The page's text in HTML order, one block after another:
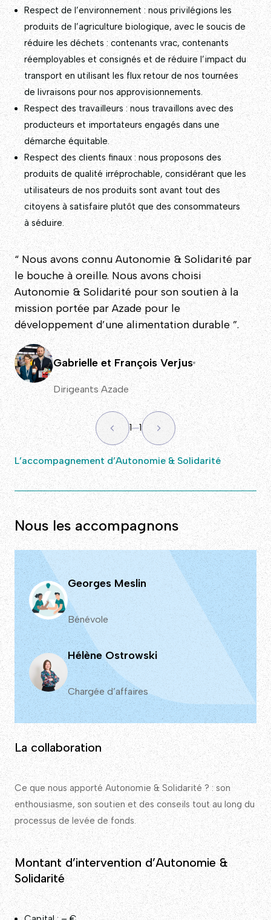
Respect de l’environnement : nous privilégions les
produits de l’agriculture biologique, avec le soucis de
réduire les déchets : contenants vrac, contenants
réemployables et consignés et de réduire l’impact du
transport en utilisant les flux retour de nos tournées
de livraisons pour nos approvisionnements.
Respect des travailleurs : nous travaillons avec des
producteurs et importateurs engagés dans une
démarche équitable.
Respect des clients finaux : nous proposons des
produits de qualité irréprochable, considérant que les
utilisateurs de nos produits sont avant tout des
citoyens à satisfaire plutôt que des consommateurs
à séduire.
“ Nous avons connu Autonomie & Solidarité par
le bouche à oreille. Nous avons choisi
Autonomie & Solidarité pour son soutien à la
mission portée par Azade pour le
développement d’une alimentation durable ”.
Gabrielle et François Verjus
Dirigeants Azade
1 1
L’accompagnement d’Autonomie & Solidarité
Nous les accompagnons
Georges Meslin
Bénévole
Hélène Ostrowski
Chargée d’affaires
La collaboration
Ce que nous apporté Autonomie & Solidarité ? : son
enthousiasme, son soutien et des conseils tout au long du
processus de levée de fonds.
Montant d’intervention d’Autonomie &
Solidarité